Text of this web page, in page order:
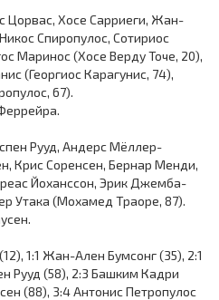
Цорвас, Хосе Сарриеги, Жан-
Спиропулос, Сотириос
Маринос (Хосе Верду Точе, 20),
(Георгиос Карагунис, 74),
67).
Рууд, Андерс Мёллер-
Крис Соренсен, Бернар Менди,
Йоханссон, Эрик Джемба-
Утака (Мохамед Траоре, 87).
1:1 Жан-Ален Бумсонг (35), 2:1
Рууд (58), 2:3 Башким Кадри
(88), 3:4 Антонис Петропулос